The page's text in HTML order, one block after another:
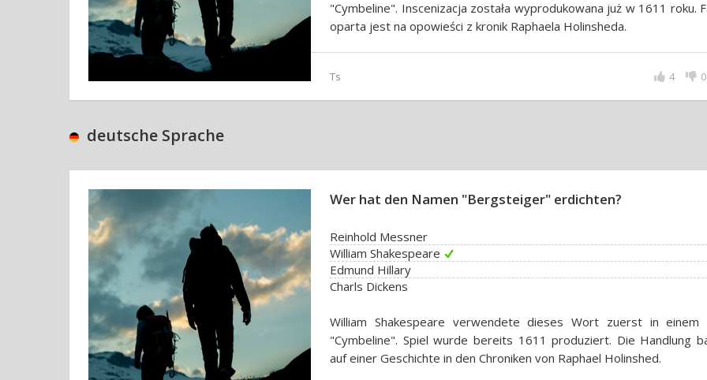
"Cymbeline". Inscenizacja została wyprodukowana już w 1611 roku.
oparta jest na opowieści z kronik Raphaela Holinsheda.
Ts 0
4
deutsche Sprache
Wer hat den Namen "Bergsteiger" erdichten?
Reinhold Messner
William Shakespeare
Edmund Hillary
Charls Dickens
William Shakespeare verwendete dieses Wort zuerst in einem
"Cymbeline". Spiel wurde bereits 1611 produziert. Die Handlung
auf einer Geschichte in den Chroniken von Raphael Holinshed.